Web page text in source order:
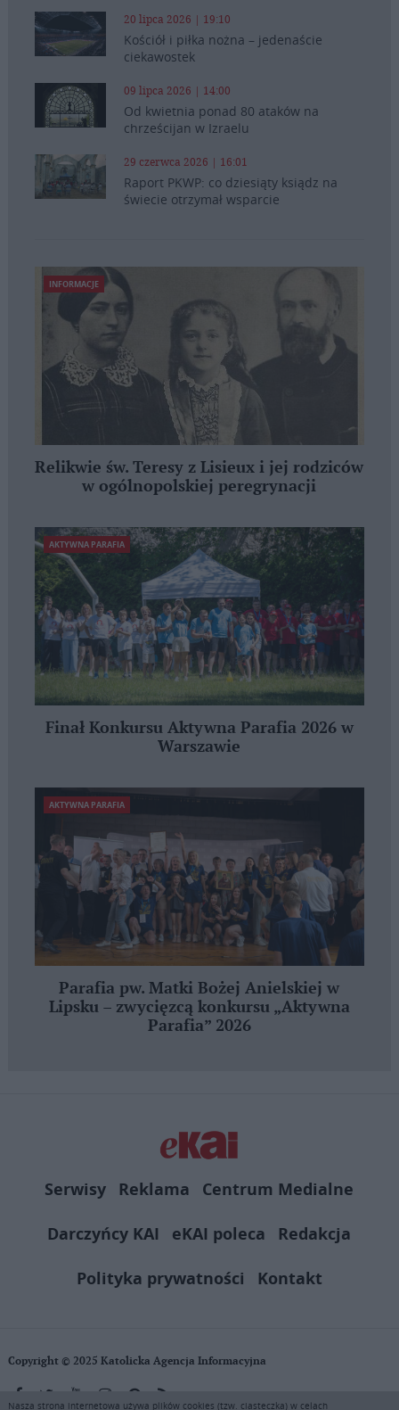
20 lipca 2026 | 19:10
Kościół i piłka nożna – jedenaście
ciekawostek
09 lipca 2026 | 14:00
Od kwietnia ponad 80 ataków na
chrześcijan w Izraelu
29 czerwca 2026 | 16:01
Raport PKWP: co dziesiąty ksiądz na
świecie otrzymał wsparcie
INFORMACJE
Relikwie św. Teresy z Lisieux i jej rodziców
w ogólnopolskiej peregrynacji
AKTYWNA PARAFIA
Finał Konkursu Aktywna Parafia 2026 w
Warszawie
AKTYWNA PARAFIA
Parafia pw. Matki Bożej Anielskiej w
Lipsku – zwycięzcą konkursu „Aktywna
Parafia” 2026
Serwisy Reklama
Centrum Medialne
Darczyńcy KAI
eKAI poleca
Redakcja
Polityka prywatności
Kontakt
Copyright © 2025 Katolicka Agencja Informacyjna
Nasza strona internetowa używa plików cookies (tzw. ciasteczka) w celach